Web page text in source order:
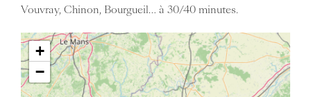
Vouvray, Chinon, Bourgueil… à 30/40 minutes.
+
−